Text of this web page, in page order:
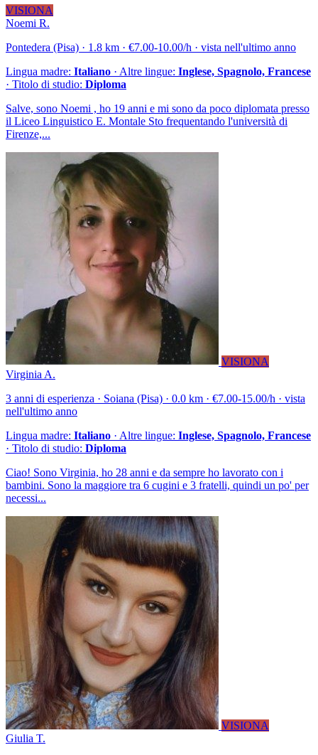
VISIONA
Noemi R.
Pontedera (Pisa) · 1.8 km · €7.00-10.00/h · vista nell'ultimo anno
Lingua madre: Italiano · Altre lingue: Inglese, Spagnolo, Francese
· Titolo di studio: Diploma
Salve, sono Noemi , ho 19 anni e mi sono da poco diplomata presso
il Liceo Linguistico E. Montale Sto frequentando l'università di
Firenze,...
VISIONA
Virginia A.
3 anni di esperienza · Soiana (Pisa) · 0.0 km · €7.00-15.00/h · vista
nell'ultimo anno
Lingua madre: Italiano · Altre lingue: Inglese, Spagnolo, Francese
· Titolo di studio: Diploma
Ciao! Sono Virginia, ho 28 anni e da sempre ho lavorato con i
bambini. Sono la maggiore tra 6 cugini e 3 fratelli, quindi un po' per
necessi...
VISIONA
Giulia T.